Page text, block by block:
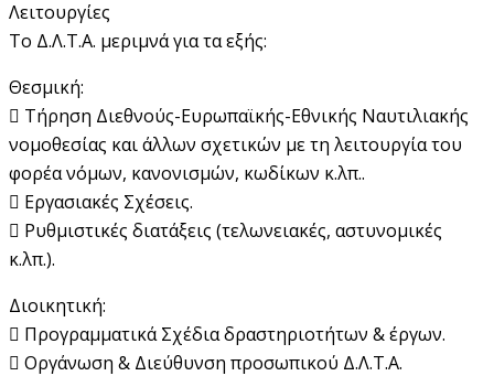
Λειτουργίες
Το Δ.Λ.Τ.Α. μεριμνά για τα εξής:
Θεσμική:
 Τήρηση Διεθνούς-Ευρωπαϊκής-Εθνικής Ναυτιλιακής
νομοθεσίας και άλλων σχετικών με τη λειτουργία του
φορέα νόμων, κανονισμών, κωδίκων κ.λπ..
 Εργασιακές Σχέσεις.
 Ρυθμιστικές διατάξεις (τελωνειακές, αστυνομικές
κ.λπ.).
Διοικητική:
 Προγραμματικά Σχέδια δραστηριοτήτων & έργων.
 Οργάνωση & Διεύθυνση προσωπικού Δ.Λ.Τ.Α.